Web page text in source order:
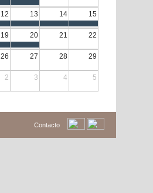
12 13 14 15
19 20 21 22
26 27 28 29
2 3 4 5
Contacto